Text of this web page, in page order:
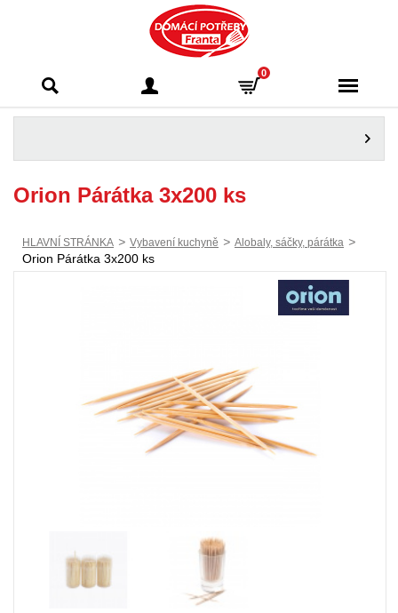
Franta - Příbram
0
Orion Párátka 3x200 ks
HLAVNÍ STRÁNKA > Vybavení kuchyně > Alobaly, sáčky, párátka >
Orion Párátka 3x200 ks